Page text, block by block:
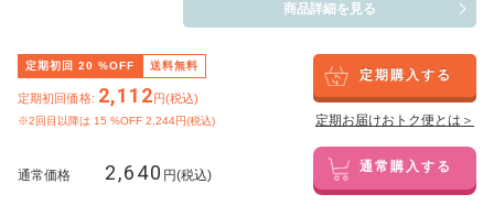
商品詳細を見る
定期初回 20 %OFF 送料無料
定期初回価格: 2,112円(税込)
※2回目以降は 15 %OFF 2,244円(税込)
定期購入する
定期お届けおトク便とは＞
通常価格 2,640 円(税込) 通常購入する